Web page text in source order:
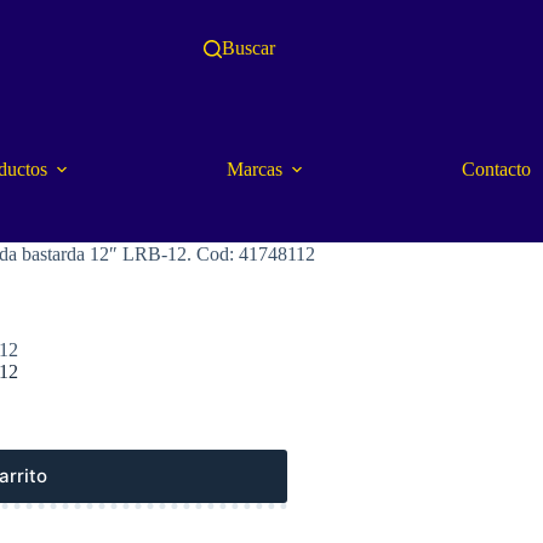
Buscar
Marcas Contacto
bastarda 12″ LRB-12. Cod: 41748112